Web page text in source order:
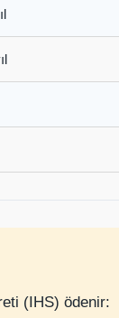
(IHS) ödenir: